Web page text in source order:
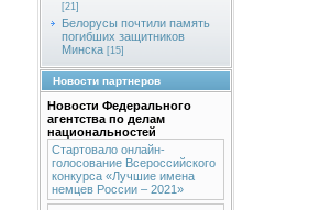
[21]
Белорусы почтили память
погибших защитников
Минска [15]
Новости партнеров
Новости Федерального
агентства по делам
национальностей
Стартовало онлайн-
голосование Всероссийского
конкурса «Лучшие имена
немцев России – 2021»